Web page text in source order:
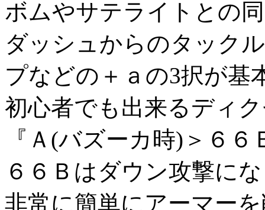
ボムやサテライトとの
ダッシュからのタック
プなどの＋ａの3択が基
初心者でも出来るディ
『Ａ(バズーカ時)＞６６
６６Ｂはダウン攻撃に
非常に簡単にアーマー